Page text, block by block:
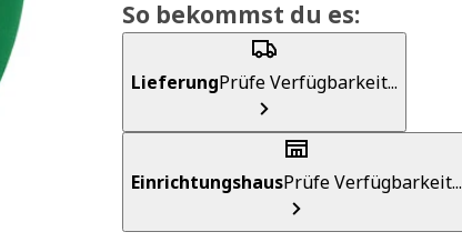
So bekommst du es:
LieferungPrüfe Verfügbarkeit...
EinrichtungshausPrüfe Verfügbarkeit...